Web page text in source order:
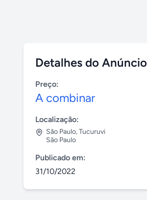
Detalhes do Anúncio
Preço:
A combinar
Localização:
São Paulo,Tucuruvi
São Paulo
Publicado em:
31/10/2022